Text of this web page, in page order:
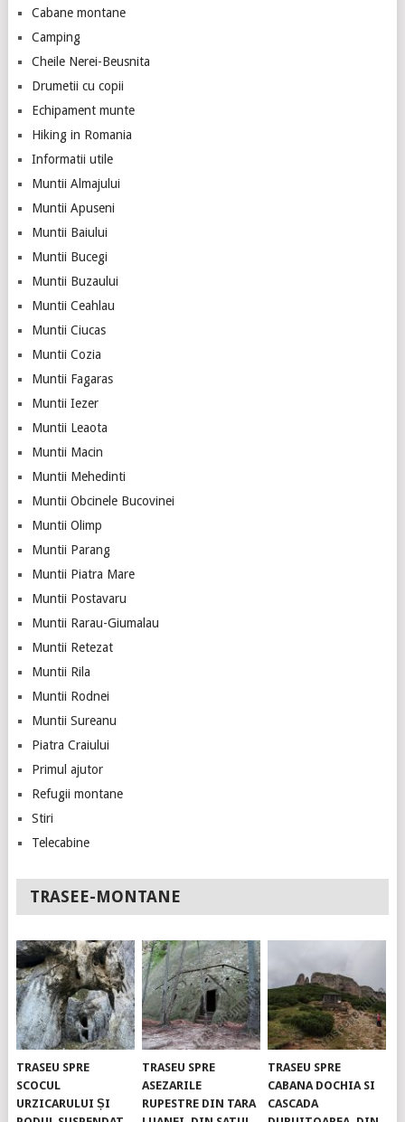
Cabane montane
Camping
Cheile Nerei-Beusnita
Drumetii cu copii
Echipament munte
Hiking in Romania
Informatii utile
Muntii Almajului
Muntii Apuseni
Muntii Baiului
Muntii Bucegi
Muntii Buzaului
Muntii Ceahlau
Muntii Ciucas
Muntii Cozia
Muntii Fagaras
Muntii Iezer
Muntii Leaota
Muntii Macin
Muntii Mehedinti
Muntii Obcinele Bucovinei
Muntii Olimp
Muntii Parang
Muntii Piatra Mare
Muntii Postavaru
Muntii Rarau-Giumalau
Muntii Retezat
Muntii Rila
Muntii Rodnei
Muntii Sureanu
Piatra Craiului
Primul ajutor
Refugii montane
Stiri
Telecabine
TRASEE-MONTANE
TRASEU SPRE
SCOCUL
URZICARULUI ȘI
TRASEU SPRE
ASEZARILE
RUPESTRE DIN TARA
TRASEU SPRE
CABANA DOCHIA SI
CASCADA